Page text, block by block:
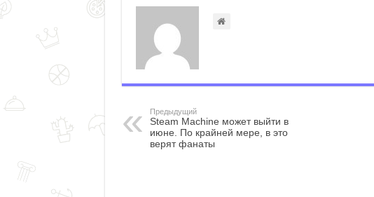
Предыдущий
Steam Machine может выйти в
июне. По крайней мере, в это
верят фанаты